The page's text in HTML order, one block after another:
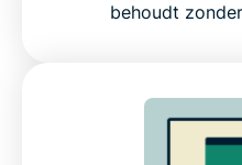
behoudt